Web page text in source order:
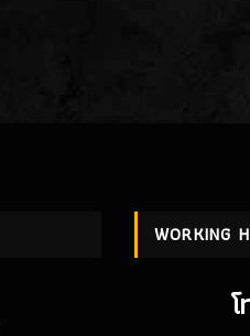
WORKING